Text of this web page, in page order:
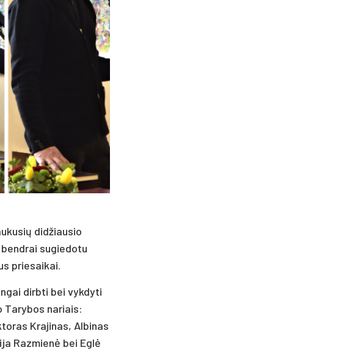
didžiausio
sugiedotu
priesaikai.
dirbti bei vykdyti
Tarybos nariais:
Krajinas, Albinas
Razmienė bei Eglė